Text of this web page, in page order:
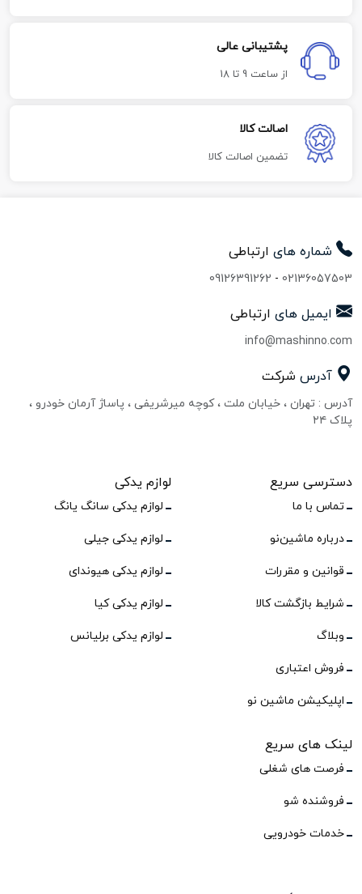
پشتیبانی عالی
از ساعت 9 تا 18
اصالت کالا
تضمین اصالت کالا
شماره های ارتباطی
02136057503
-
09126391262
ایمیل های ارتباطی
info@mashinno.com
آدرس شرکت
آدرس : تهران ، خیابان ملت ، کوچه میرشریفی ، پاساژ آرمان خودرو ،
پلاک ۲۴
دسترسی سریع
تماس با ما
درباره ماشین‌نو
قوانین و مقررات
شرایط بازگشت کالا
وبلاگ
فروش اعتباری
اپلیکیشن ماشین نو
لوازم یدکی
لوازم یدکی سانگ یانگ
لوازم یدکی جیلی
لوازم یدکی هیوندای
لوازم یدکی کیا
لوازم یدکی برلیانس
لینک های سریع
فرصت های شغلی
فروشنده شو
خدمات خودرویی